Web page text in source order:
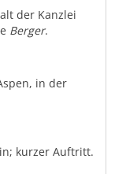
der Kanzlei
Berger.
in der
kurzer Auftritt.